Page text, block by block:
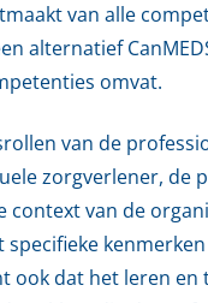
van alle
alternatief
omvat.
van de
zorgverlener, de
van de
ook dat het leren